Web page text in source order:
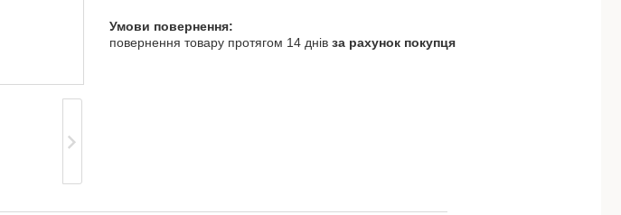
повернення товару протягом 14 днів за рахунок покупця